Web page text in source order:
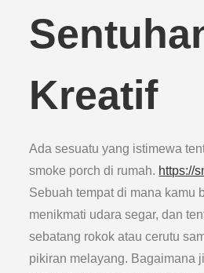
Kreatif
Ada sesuatu yang istimewa
smoke porch di rumah. https://
Sebuah tempat di mana kamu
menikmati udara segar, dan
sebatang rokok atau cerutu
pikiran melayang. Bagaimana